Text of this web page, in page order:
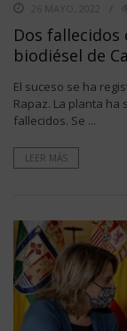
26 MAYO, 2022
Dos
biodiésel de
El suceso se ha
Rapaz. La planta
fallecidos. Se ...
LEER MÁS